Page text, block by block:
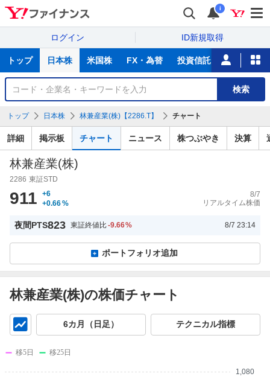
i
ログイン ID新規取得
サ
トップ 日本株 米国株 FX・為替 投資信託 ニュース
銘
検
索
検索
トップ 日本株 林兼産業(株)【2286.T】 チャート
詳細 掲示板 チャート ニュース 株つぶやき 決算
林兼産業(株)
2286 東証STD
911
+6
+0.66%
8/7
リアルタイム株価
夜間PTS823 東証終値比-9.66% 8/7 23:14
ポートフォリオ追加
林兼産業(株)の株価チャート
6カ月（日足） テクニカル指標
1,080
移5日 移25日